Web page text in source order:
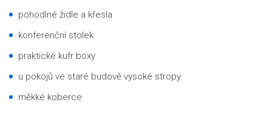
pohodlné židle a křesla
konferenční stolek
praktické kufr boxy
u pokojů ve staré budově vysoké stropy
měkké koberce